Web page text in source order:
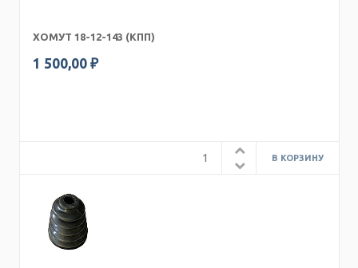
ХОМУТ 18-12-143 (КПП)
1 500,00 ₽